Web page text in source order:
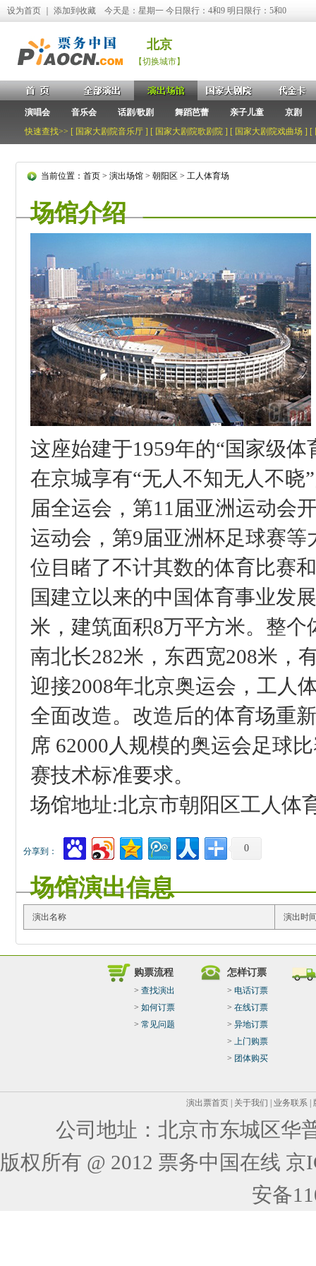
设为首页 添加到收藏 今天是：星期一 今日限行：4和9 明日限行：5和0
北京
【切换城市】
演唱会 音乐会 话剧/歌剧 舞蹈芭蕾 亲子儿童
京剧
快速查找>> [ 国家大剧院音乐厅 ] [ 国家大剧院歌剧院 ] [ 国家大剧院戏曲场 ] [
当前位置： 首页> 演出场馆> 朝阳区 > 工人体育场
场馆介绍
这座始建于1959年的“国家级
在京城享有“无人不知无人不晓
届全运会，第11届亚洲运动会
运动会，第9届亚洲杯足球赛
位目睹了不计其数的体育比赛
国建立以来的中国体育事业发
米，建筑面积8万平方米。整个
南北长282米，东西宽208米，
迎接2008年北京奥运会，工人
全面改造。改造后的体育场重
席 62000人规模的奥运会足球
赛技术标准要求。
场馆地址:北京市朝阳区工人体
分享到： 0
场馆演出信息
演出名称 演出时
购票流程
> 查找演出
> 如何订票
> 常见问题
怎样订票
> 电话订票
> 在线订票
> 异地订票
> 上门购票
> 团体购买
演出票首页 关于我们 业务联系
公司地址：北京市东城区华
版权所有 @ 2012 票务中国在线
安备